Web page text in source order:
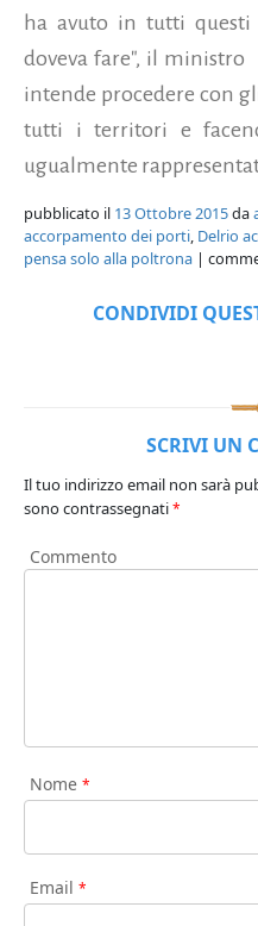
ha avuto in tutti
doveva fare", il ministro
intende procedere con
tutti i territori e
ugualmente
pubblicato il 13 Ottobre 2015da
accorpamento dei porti Delrio
pensa solo alla poltrona |
CONDIVIDI
SCRIVI UN
Il tuo indirizzo email non sarà
sono contrassegnati*
Commento
Nome *
Email *